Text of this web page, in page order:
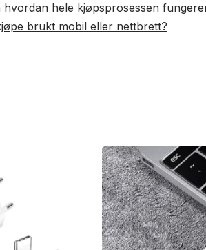
hvordan hele kjøpsprosessen
brukt mobil eller nettbrett?